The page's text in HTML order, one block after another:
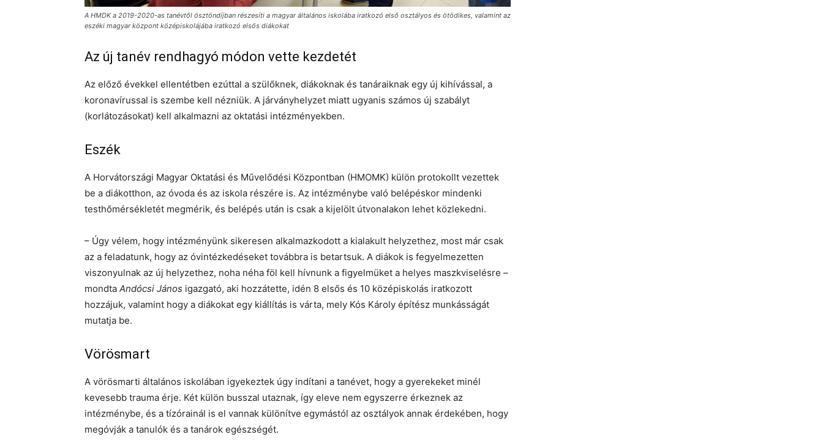
A HMDK a 2019-2020-as tanévtől ösztöndíjban részesíti a magyar általános iskolába iratkozó első osztályos és ötödikes, valamint az
eszéki magyar központ középiskolájába iratkozó elsős diákokat
Az új tanév rendhagyó módon vette kezdetét
Az előző évekkel ellentétben ezúttal a szülőknek, diákoknak és tanáraiknak egy új kihívással, a
koronavírussal is szembe kell nézniük. A járványhelyzet miatt ugyanis számos új szabályt
(korlátozásokat) kell alkalmazni az oktatási intézményekben.
Eszék
A Horvátországi Magyar Oktatási és Művelődési Központban (HMOMK) külön protokollt vezettek
be a diákotthon, az óvoda és az iskola részére is. Az intézménybe való belépéskor mindenki
testhőmérsékletét megmérik, és belépés után is csak a kijelölt útvonalakon lehet közlekedni.
– Úgy vélem, hogy intézményünk sikeresen alkalmazkodott a kialakult helyzethez, most már csak
az a feladatunk, hogy az óvintézkedéseket továbbra is betartsuk. A diákok is fegyelmezetten
viszonyulnak az új helyzethez, noha néha föl kell hívnunk a figyelmüket a helyes maszkviselésre –
mondta Andócsi János igazgató, aki hozzátette, idén 8 elsős és 10 középiskolás iratkozott
hozzájuk, valamint hogy a diákokat egy kiállítás is várta, mely Kós Károly építész munkásságát
mutatja be.
Vörösmart
A vörösmarti általános iskolában igyekeztek úgy indítani a tanévet, hogy a gyerekeket minél
kevesebb trauma érje. Két külön busszal utaznak, így eleve nem egyszerre érkeznek az
intézménybe, és a tízórainál is el vannak különítve egymástól az osztályok annak érdekében, hogy
megóvják a tanulók és a tanárok egészségét.